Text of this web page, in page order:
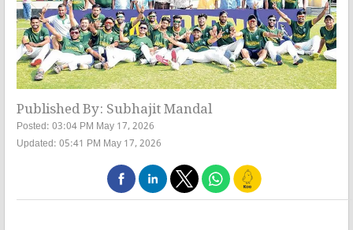
Published By: Subhajit Mandal
Posted: 03:04 PM May 17, 2026
Updated: 05:41 PM May 17, 2026